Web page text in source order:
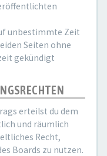
unbestimmte Zeit
Seiten ohne
gekündigt
erteilst du dem
und räumlich
Recht,
Boards zu nutzen.